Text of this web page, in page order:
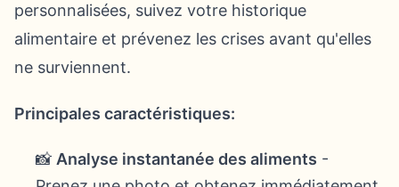
personnalisées, suivez votre historique
alimentaire et prévenez les crises avant qu'elles
ne surviennent.
Principales caractéristiques:
📸 Analyse instantanée des aliments -